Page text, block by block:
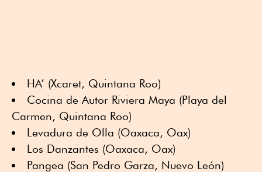
HA’ (Xcaret, Quintana Roo)
Cocina de Autor Riviera Maya (Playa del
Carmen, Quintana Roo)
Levadura de Olla (Oaxaca, Oax)
Los Danzantes (Oaxaca, Oax)
Pangea (San Pedro Garza, Nuevo León)